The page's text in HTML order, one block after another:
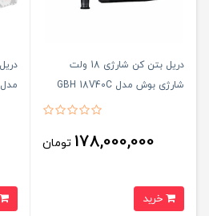
دریل بتن کن شارژی 18 ولت
شارژی بوش مدل GBH 18V40C
178,000,000 تومان
مدل GBH 18V-18